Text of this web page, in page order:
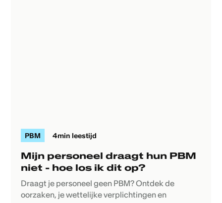
PBM 4min leestijd
Mijn personeel draagt hun PBM
niet - hoe los ik dit op?
Draagt je personeel geen PBM? Ontdek de
oorzaken, je wettelijke verplichtingen en